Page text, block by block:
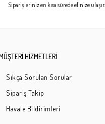
Siparişleriniz en kısa sürede elinize ulaşır.
HİZMETLERİ
Sıkça Sorulan Sorular
Sipariş Takip
Havale Bildirimleri